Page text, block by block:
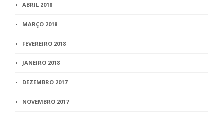
ABRIL 2018
MARÇO 2018
FEVEREIRO 2018
JANEIRO 2018
DEZEMBRO 2017
NOVEMBRO 2017